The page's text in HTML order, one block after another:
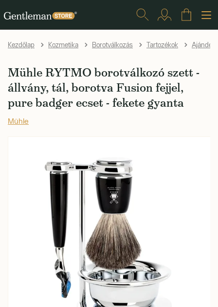
Kezdőlap Kozmetika Borotválkozás Tartozékok
Mühle RYTMO borotválkozó szett -
állvány, tál, borotva Fusion fejjel,
pure badger ecset - fekete gyanta
Mühle